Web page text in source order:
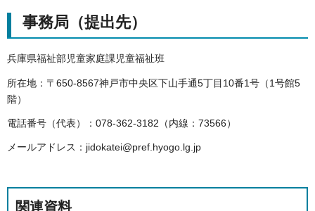
事務局（提出先）
兵庫県福祉部児童家庭課児童福祉班
所在地：〒650-8567神戸市中央区下山手通5丁目10番1号（1号館5
階）
電話番号（代表）：078-362-3182（内線：73566）
メールアドレス：jidokatei@pref.hyogo.lg.jp
関連資料